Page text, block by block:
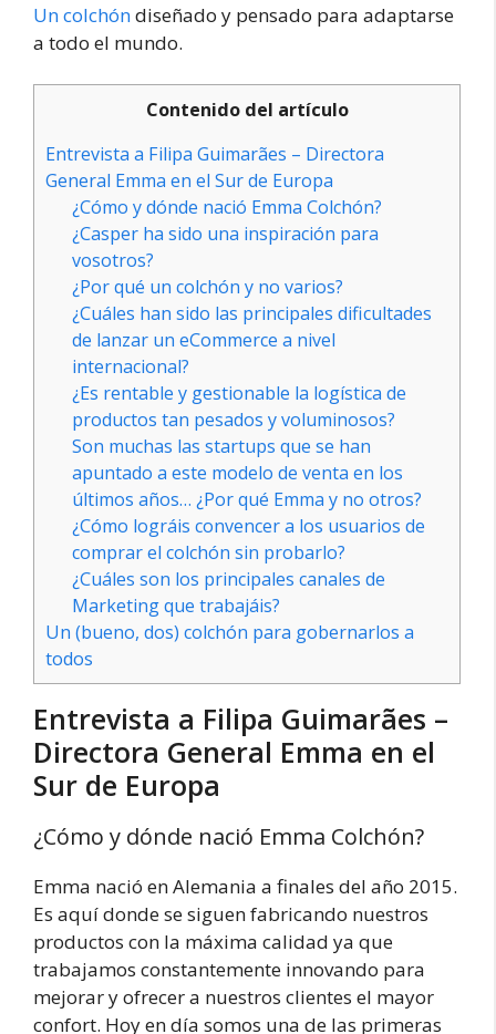
Un colchóndiseñado y pensado para adaptarse
a todo el mundo.
Contenido del artículo
Entrevista a Filipa Guimarães – Directora
General Emma en el Sur de Europa
¿Cómo y dónde nació Emma Colchón?
¿Casper ha sido una inspiración para
vosotros?
¿Por qué un colchón y no varios?
¿Cuáles han sido las principales dificultades
de lanzar un eCommerce a nivel
internacional?
¿Es rentable y gestionable la logística de
productos tan pesados y voluminosos?
Son muchas las startups que se han
apuntado a este modelo de venta en los
últimos años… ¿Por qué Emma y no otros?
¿Cómo lográis convencer a los usuarios de
comprar el colchón sin probarlo?
¿Cuáles son los principales canales de
Marketing que trabajáis?
Un (bueno, dos) colchón para gobernarlos a
todos
Entrevista a Filipa Guimarães –
Directora General Emma en el
Sur de Europa
¿Cómo y dónde nació Emma Colchón?
Emma nació en Alemania a finales del año 2015.
Es aquí donde se siguen fabricando nuestros
productos con la máxima calidad ya que
trabajamos constantemente innovando para
mejorar y ofrecer a nuestros clientes el mayor
confort. Hoy en día somos una de las primeras